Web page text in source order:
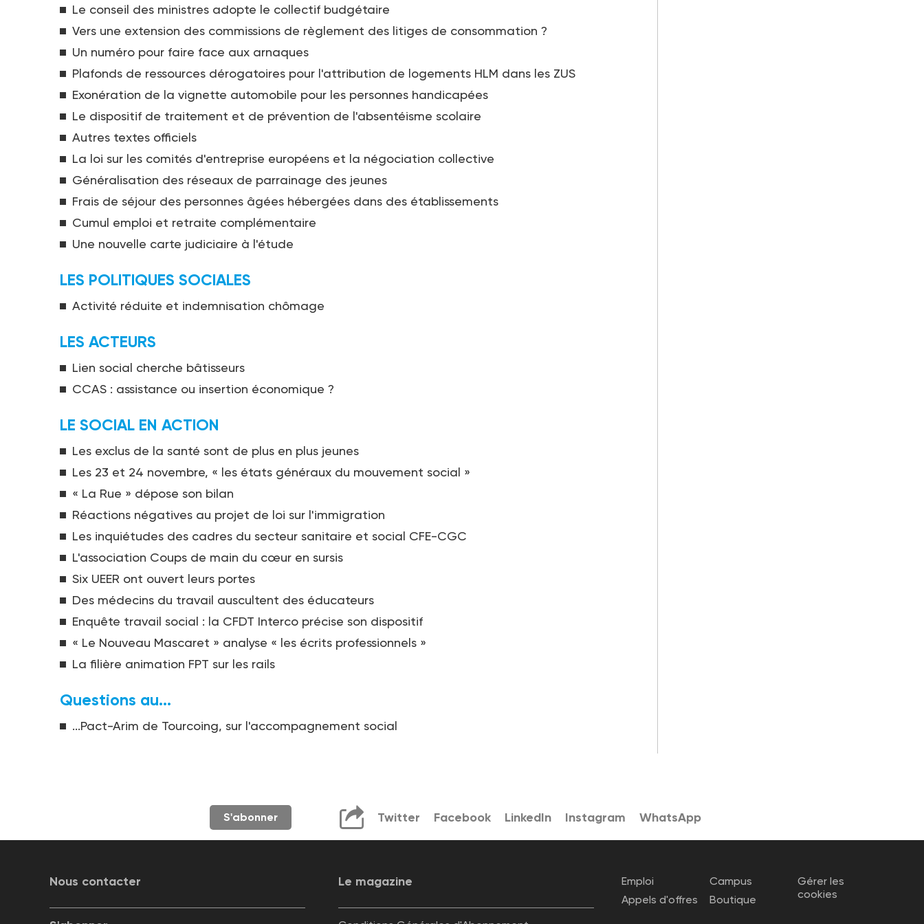
Le conseil des ministres adopte le collectif budgétaire
Vers une extension des commissions de règlement des litiges de consommation ?
Un numéro pour faire face aux arnaques
Plafonds de ressources dérogatoires pour l'attribution de logements HLM dans les ZUS
Exonération de la vignette automobile pour les personnes handicapées
Le dispositif de traitement et de prévention de l'absentéisme scolaire
Autres textes officiels
La loi sur les comités d'entreprise européens et la négociation collective
Généralisation des réseaux de parrainage des jeunes
Frais de séjour des personnes âgées hébergées dans des établissements
Cumul emploi et retraite complémentaire
Une nouvelle carte judiciaire à l'étude
LES POLITIQUES SOCIALES
Activité réduite et indemnisation chômage
LES ACTEURS
Lien social cherche bâtisseurs
CCAS : assistance ou insertion économique ?
LE SOCIAL EN ACTION
Les exclus de la santé sont de plus en plus jeunes
Les 23 et 24 novembre, « les états généraux du mouvement social »
« La Rue » dépose son bilan
Réactions négatives au projet de loi sur l'immigration
Les inquiétudes des cadres du secteur sanitaire et social CFE-CGC
L'association Coups de main du cœur en sursis
Six UEER ont ouvert leurs portes
Des médecins du travail auscultent des éducateurs
Enquête travail social : la CFDT Interco précise son dispositif
« Le Nouveau Mascaret » analyse « les écrits professionnels »
La filière animation FPT sur les rails
Questions au...
...Pact-Arim de Tourcoing, sur l'accompagnement social
S'abonner Twitter Facebook LinkedIn Instagram WhatsApp
Nous contacter Le magazine
Emploi
Appels d'offres
Campus
Boutique
Gérer les
cookies